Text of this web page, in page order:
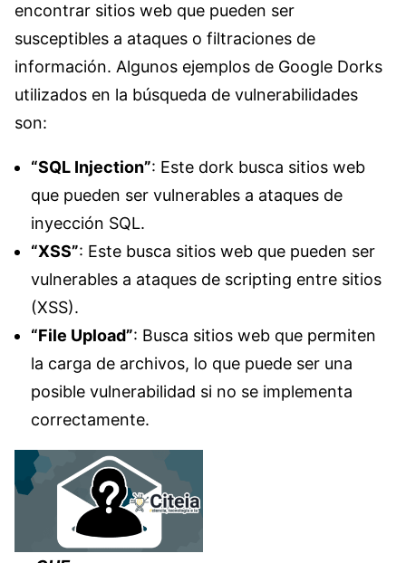
encontrar sitios web que pueden ser
susceptibles a ataques o filtraciones de
información. Algunos ejemplos de Google Dorks
utilizados en la búsqueda de vulnerabilidades
son:
“SQL Injection”: Este dork busca sitios web
que pueden ser vulnerables a ataques de
inyección SQL.
“XSS”: Este busca sitios web que pueden ser
vulnerables a ataques de scripting entre sitios
(XSS).
“File Upload”: Busca sitios web que permiten
la carga de archivos, lo que puede ser una
posible vulnerabilidad si no se implementa
correctamente.